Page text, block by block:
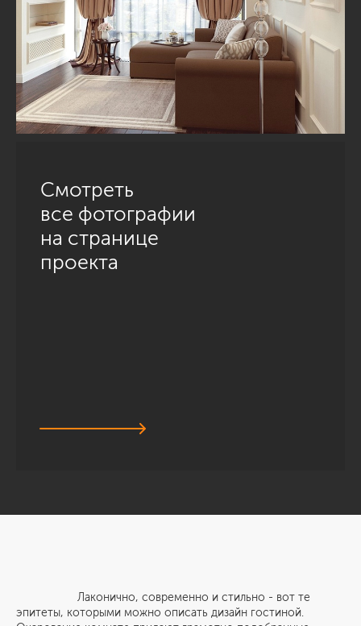
Смотреть
все фотографии
на странице
проекта
Лаконично, современно и стильно - вот те
эпитеты, которыми можно описать дизайн гостиной.